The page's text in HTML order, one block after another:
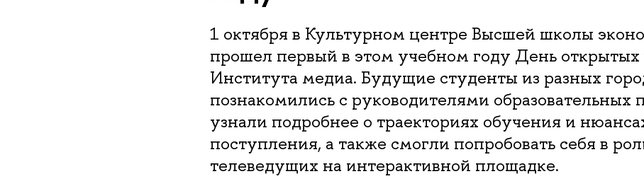
1 октября в Культурном центре Высшей школы
прошел первый в этом учебном году День открытых
Института медиа. Будущие студенты из разных
познакомились с руководителями образовательных
узнали подробнее о траекториях обучения и
поступления, а также смогли попробовать себя в
телеведущих на интерактивной площадке.